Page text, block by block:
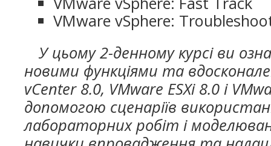
VMware vSphere:
У цьому 2-денному курсі ви
новими функціями та
vCenter 8.0, VMware ESXi 8.0 і
допомогою сценаріїв
лабораторних робіт і